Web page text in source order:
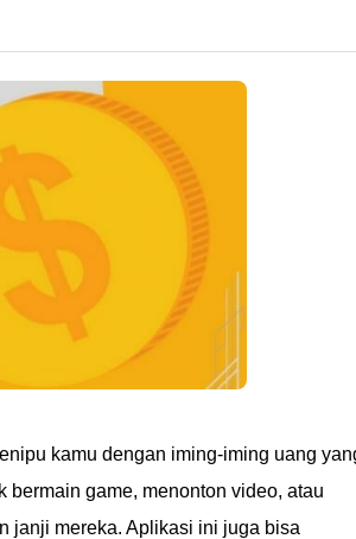
kamu dengan iming-iming uang
bermain game, menonton video, atau
janji mereka. Aplikasi ini juga bisa